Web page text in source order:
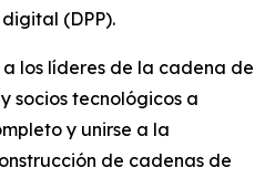
(DPP).
los líderes de la cadena de
socios tecnológicos a
y unirse a la
de cadenas de